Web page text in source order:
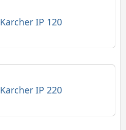
Karcher IP 120
Karcher IP 220